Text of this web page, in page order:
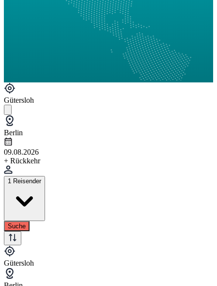
Gütersloh
Berlin
09.08.2026
+ Rückkehr
1 Reisender
Suche
Gütersloh